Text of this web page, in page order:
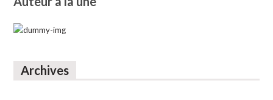
Archives